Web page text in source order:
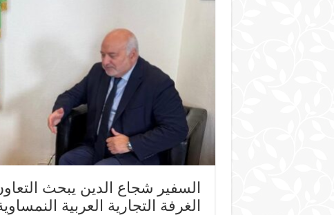
السفير شجاع الدين يبحث
الغرفة التجارية العربية